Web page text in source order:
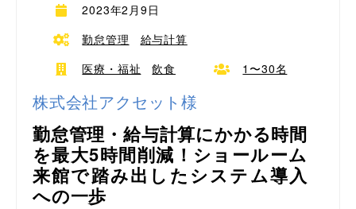
2023年2月9日
勤怠管理
給与計算
医療・福祉
飲食 1〜30名
株式会社アクセット様
勤怠管理・給与計算にかかる時間
を最大5時間削減！ショールーム
来館で踏み出したシステム導入
への一歩